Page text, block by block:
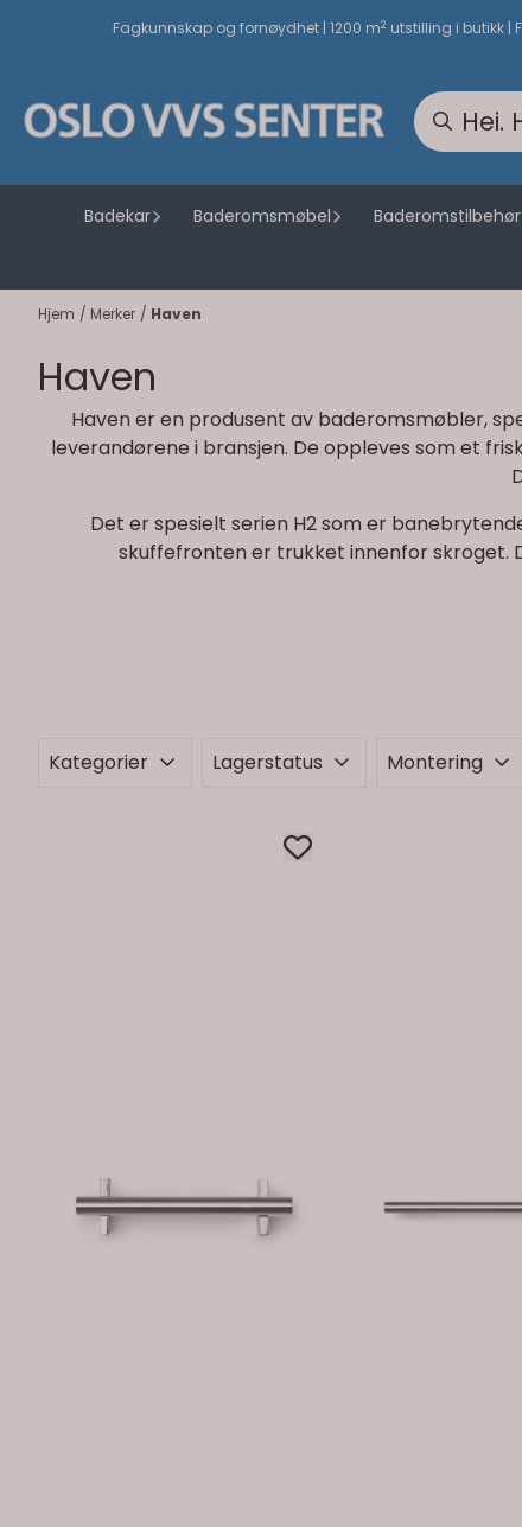
Hopp til innholdFagkunnskap og fornøydhet | 1200 m2 utstilling i butikk |
Badekar Baderomsmøbel Baderomstilbehør
Hjem / Merker / Haven
Haven
Haven er en produsent av baderomsmøbler,
leverandørene i bransjen. De oppleves som et
Det er spesielt serien H2 som er
skuffefronten er trukket innenfor skroget.
Kategorier Lagerstatus Montering